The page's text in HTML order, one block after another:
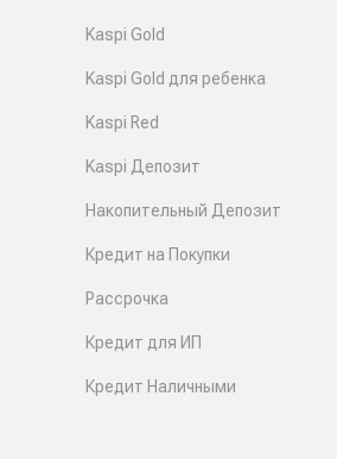
Kaspi Gold
Kaspi Gold для ребенка
Kaspi Red
Kaspi Депозит
Накопительный Депозит
Кредит на Покупки
Рассрочка
Кредит для ИП
Кредит Наличными